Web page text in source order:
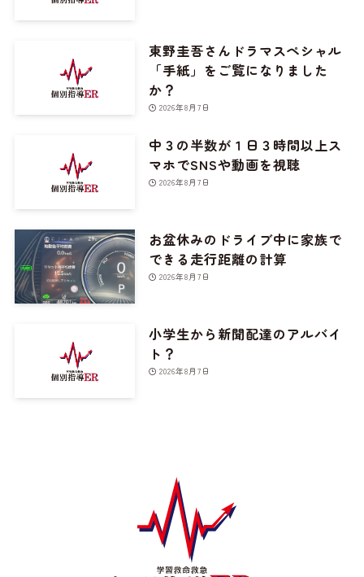
東野圭吾さんドラマスペシャル
「手紙」をご覧になりました
か？
2026年8月7日
中３の半数が１日３時間以上ス
マホでSNSや動画を視聴
2026年8月7日
お盆休みのドライブ中に家族で
できる走行距離の計算
2026年8月7日
小学生から新聞配達のアルバイ
ト？
2026年8月7日